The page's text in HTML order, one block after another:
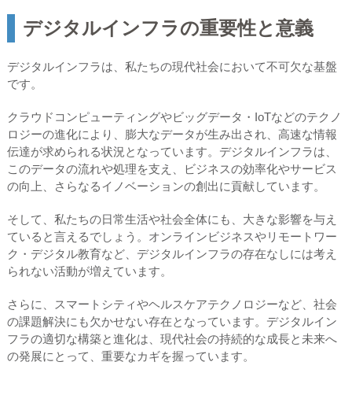
デジタルインフラの重要性と意義
デジタルインフラは、私たちの現代社会において不可欠な基盤
です。
クラウドコンピューティングやビッグデータ・IoTなどのテクノ
ロジーの進化により、膨大なデータが生み出され、高速な情報
伝達が求められる状況となっています。デジタルインフラは、
このデータの流れや処理を支え、ビジネスの効率化やサービス
の向上、さらなるイノベーションの創出に貢献しています。
そして、私たちの日常生活や社会全体にも、大きな影響を与え
ていると言えるでしょう。オンラインビジネスやリモートワー
ク・デジタル教育など、デジタルインフラの存在なしには考え
られない活動が増えています。
さらに、スマートシティやヘルスケアテクノロジーなど、社会
の課題解決にも欠かせない存在となっています。デジタルイン
フラの適切な構築と進化は、現代社会の持続的な成長と未来へ
の発展にとって、重要なカギを握っています。